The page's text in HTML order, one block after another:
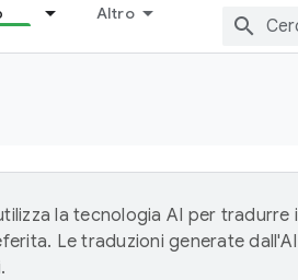
Altro
la tecnologia AI per tradurre i
Le traduzioni generate dall'AI